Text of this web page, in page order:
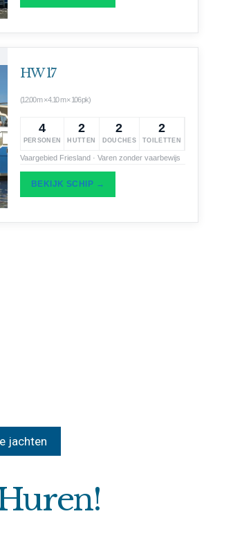
HW 17
(12.00 m × 4.10 m × 106 pk)
4
PERSONEN
2
HUTTEN
2
DOUCHES
2
TOILETTEN
Vaargebied Friesland · Varen zonder vaarbewijs
BEKIJK SCHIP →
jachten